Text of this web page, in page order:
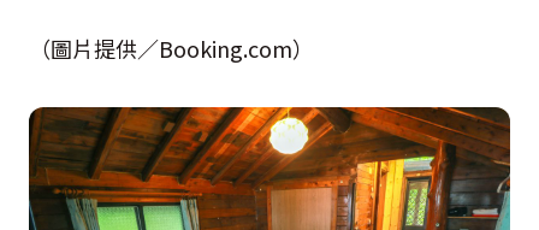
（圖片提供／Booking.com）